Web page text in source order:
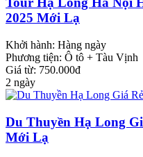
2025 Mới Lạ
Khởi hành: Hàng ngày
Phương tiện: Ô tô + Tàu Vịnh
Giá từ: 750.000đ
2 ngày
Du Thuyền Hạ Long
Mới Lạ